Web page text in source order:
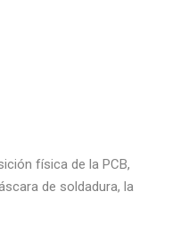
física de la PCB,
de soldadura, la